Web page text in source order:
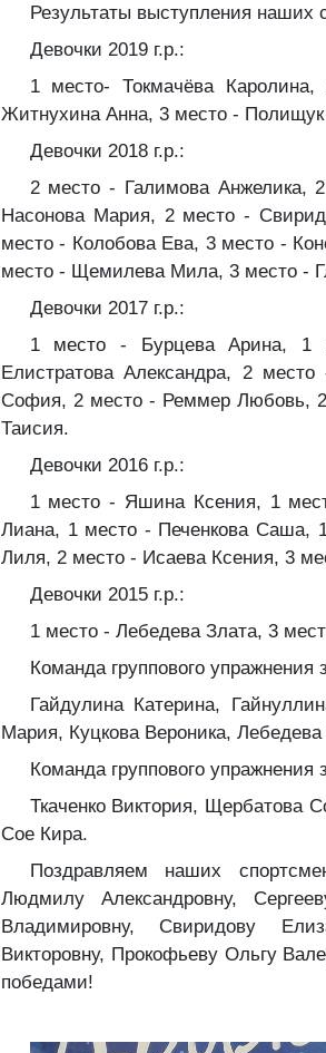
️Результаты выступления наших
️Девочки 2019 г.р.:
️1 место- Токмачёва
Житнухина Анна, 3 место - Полищук
️Девочки 2018 г.р.:
️2 место - Галимова Анжелика,
Насонова Мария, 2 место -
место - Колобова Ева, 3 место -
место - Щемилева Мила, 3 место -
️Девочки 2017 г.р.:
️1 место - Бурцева Арина, 1
Елистратова Александра, 2
София, 2 место - Реммер Любовь,
Таисия.
️Девочки 2016 г.р.:
️1 место - Яшина Ксения, 1
Лиана, 1 место - Печенкова Саша,
Лиля, 2 место - Исаева Ксения, 3
️Девочки 2015 г.р.:
️1 место - Лебедева Злата, 3
️Команда группового упражнения
️Гайдулина Катерина,
Мария, Куцкова Вероника, Лебедева
️Команда группового упражнения
️Ткаченко Виктория, Щербатова
Сое Кира.
️Поздравляем наших
Людмилу Александровну,
Владимировну, Свиридову
Викторовну, Прокофьеву Ольгу
победами!